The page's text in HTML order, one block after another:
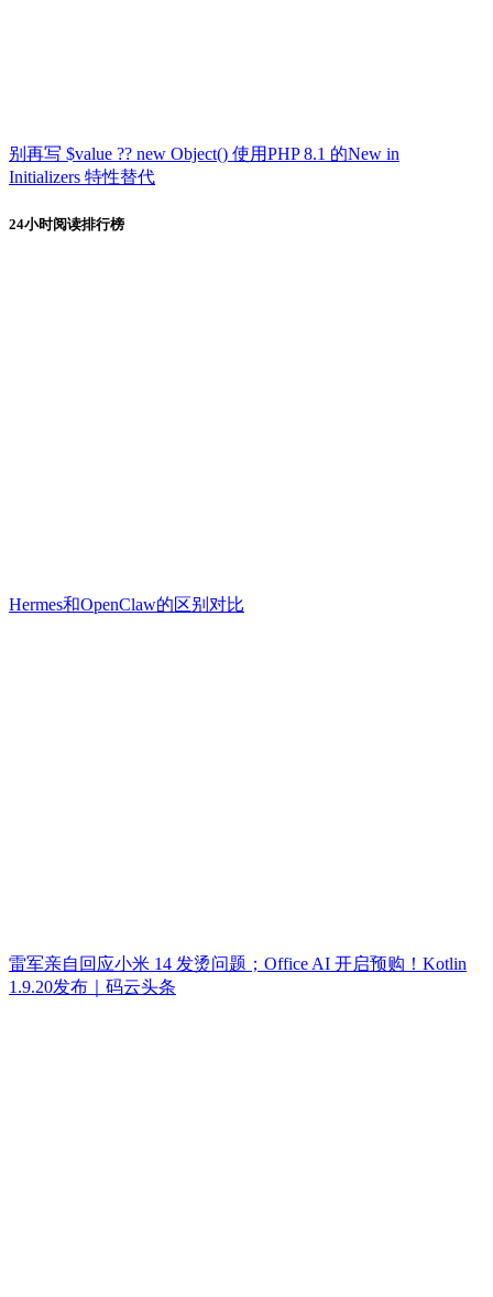
别再写 $value ?? new Object() 使用PHP 8.1 的New in
Initializers 特性替代
24小时阅读排行榜
Hermes和OpenClaw的区别对比
雷军亲自回应小米 14 发烫问题；Office AI 开启预购！Kotlin
1.9.20发布｜码云头条